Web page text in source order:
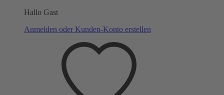
Hallo Gast
Anmelden oder Kunden-Konto erstellen